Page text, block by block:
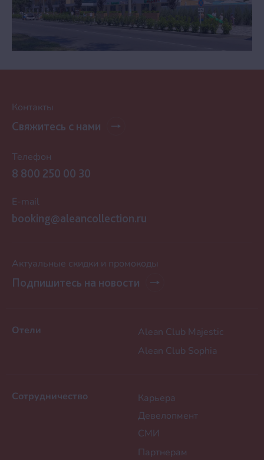
Контакты
Свяжитесь с нами
Телефон
8 800 250 00 30
E-mail
booking@aleancollection.ru
Актуальные скидки и промокоды
Подпишитесь на новости
Отели
Alean Club Majestic
Alean Club Sophiа
Сотрудничество
Карьера
Девелопмент
СМИ
Партнерам